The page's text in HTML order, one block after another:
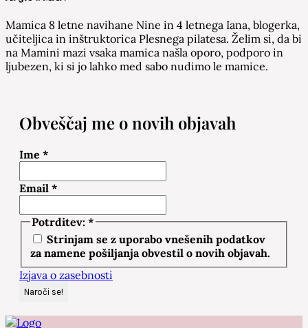
Mamica 8 letne navihane Nine in 4 letnega Iana, blogerka,
učiteljica in inštruktorica Plesnega pilatesa. Želim si, da bi
na Mamini mazi vsaka mamica našla oporo, podporo in
ljubezen, ki si jo lahko med sabo nudimo le mamice.
Obveščaj me o novih objavah
Ime *
Email *
Potrditev: *
Strinjam se z uporabo vnešenih podatkov
za namene pošiljanja obvestil o novih objavah.
Izjava o zasebnosti